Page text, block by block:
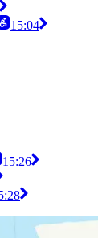
15:04
15:26